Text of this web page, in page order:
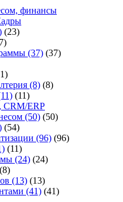
финансы
(23)
(37) (37)
(8) (8)
(11)
CRM/ERP
(50) (50)
(54)
(96) (96)
(11)
(24) (24)
(8)
(13) (13)
(41) (41)